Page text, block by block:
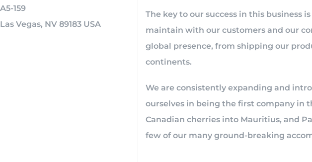
A5-159
Las Vegas, NV 89183 USA
The key to our success in this business
maintain with our customers and our
global presence, from shipping our
continents.
We are consistently expanding and
ourselves in being the first company in
Canadian cherries into Mauritius, and
few of our many ground-breaking